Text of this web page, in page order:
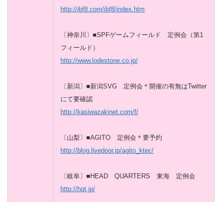
http://ibf8.com/ibf8/index.htm
〔神奈川〕■SPFゲームフィールド 定例会（第1
フィールド）
http://www.lodestone.co.jp/
〔新潟〕■新潟SVG 定例会＊開催の有無はTwitter
にて要確認
http://kasiwazakinet.com/f/
〔山梨〕■AGITO 定例会＊要予約
http://blog.livedoor.jp/agito_ktec/
〔岐阜〕■HEAD QUARTERS 東海 定例会
http://hqt.jp/